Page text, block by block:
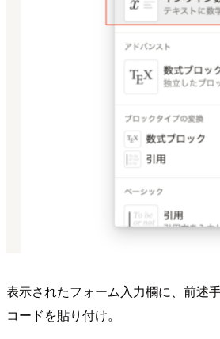
表示されたフォーム入力欄に、前述
コードを貼り付け。